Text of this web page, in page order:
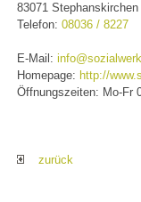
83071 Stephanskirchen
Telefon:08036 / 8227
E-Mail:
Homepage: http://
Öffnungszeiten: Mo-Fr
zurück